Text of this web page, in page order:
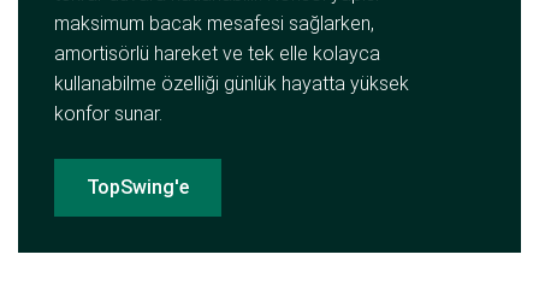
maksimum bacak mesafesi sağlarken,
amortisörlü hareket ve tek elle kolayca
kullanabilme özelliği günlük hayatta yüksek
konfor sunar.
TopSwing'e